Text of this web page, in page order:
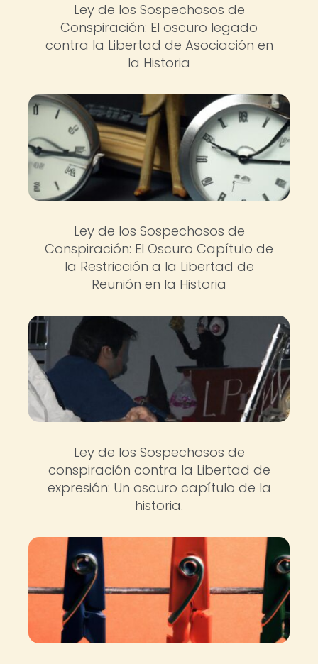
Ley de los Sospechosos de
Conspiración: El oscuro legado
contra la Libertad de Asociación en
la Historia
Ley de los Sospechosos de
Conspiración: El Oscuro Capítulo de
la Restricción a la Libertad de
Reunión en la Historia
Ley de los Sospechosos de
conspiración contra la Libertad de
expresión: Un oscuro capítulo de la
historia.